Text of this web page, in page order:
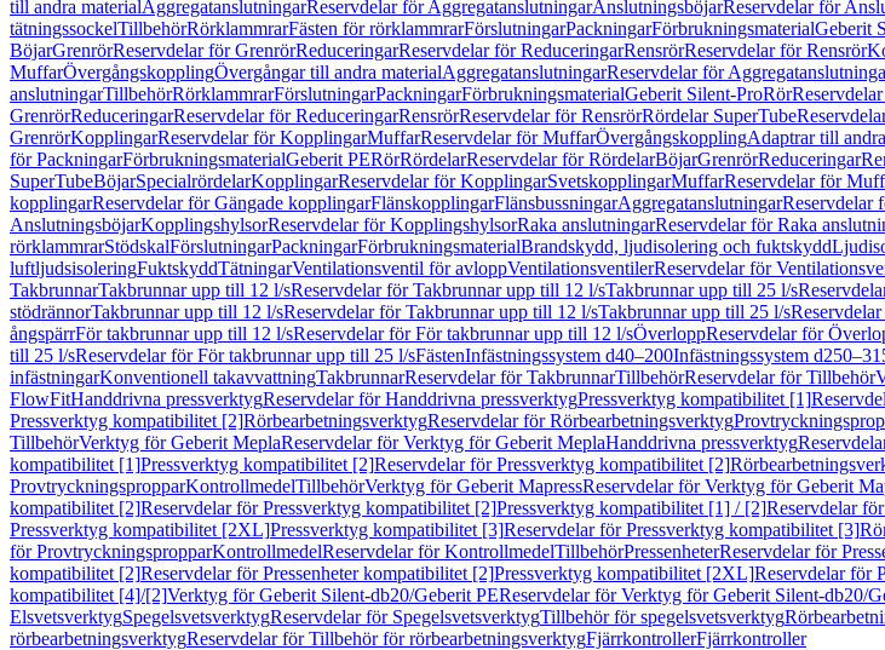
till andra materialAggregatanslutningarReservdelar för AggregatanslutningarAnslutningsböjarReservdelar för
tätningssockelTillbehörRörklammrarFästen för rörklammrarFörslutningarPackningarFörbrukningsmaterialGeberit
BöjarGrenrörReservdelar för GrenrörReduceringarReservdelar för ReduceringarRensrörReservdelar för Rensrör
MuffarÖvergångskopplingÖvergångar till andra materialAggregatanslutningarReservdelar för
anslutningarTillbehörRörklammrarFörslutningarPackningarFörbrukningsmaterialGeberit Silent-ProRör
GrenrörReduceringarReservdelar för ReduceringarRensrörReservdelar för RensrörRördelar SuperTube
GrenrörKopplingarReservdelar för KopplingarMuffarReservdelar för MuffarÖvergångskopplingAdaptrar till
för PackningarFörbrukningsmaterialGeberit PERörRördelarReservdelar för RördelarBöjarGrenrörReduceringar
SuperTubeBöjarSpecialrördelarKopplingarReservdelar för KopplingarSvetskopplingarMuffarReservdelar för
kopplingarReservdelar för Gängade kopplingarFlänskopplingarFlänsbussningarAggregatanslutningarReservdelar
AnslutningsböjarKopplingshylsorReservdelar för KopplingshylsorRaka anslutningarReservdelar för Raka
rörklammrarStödskalFörslutningarPackningarFörbrukningsmaterialBrandskydd, ljudisolering och fuktskydd
luftljudsisoleringFuktskyddTätningarVentilationsventil för avloppVentilationsventilerReservdelar för
TakbrunnarTakbrunnar upp till 12 l/sReservdelar för Takbrunnar upp till 12 l/sTakbrunnar upp till 25 l/s
stödrännorTakbrunnar upp till 12 l/sReservdelar för Takbrunnar upp till 12 l/sTakbrunnar upp till 25 l/s
ångspärrFör takbrunnar upp till 12 l/sReservdelar för För takbrunnar upp till 12 l/sÖverloppReservdelar för
till 25 l/sReservdelar för För takbrunnar upp till 25 l/sFästenInfästningssystem d40–200Infästningssystem
infästningarKonventionell takavvattningTakbrunnarReservdelar för TakbrunnarTillbehörReservdelar för Tillbehör
FlowFitHanddrivna pressverktygReservdelar för Handdrivna pressverktygPressverktyg kompatibilitet [1]
Pressverktyg kompatibilitet [2]RörbearbetningsverktygReservdelar för Rörbearbetningsverktyg
TillbehörVerktyg för Geberit MeplaReservdelar för Verktyg för Geberit MeplaHanddrivna pressverktyg
kompatibilitet [1]Pressverktyg kompatibilitet [2]Reservdelar för Pressverktyg kompatibilitet [2]
ProvtryckningspropparKontrollmedelTillbehörVerktyg för Geberit MapressReservdelar för Verktyg för Geberit
kompatibilitet [2]Reservdelar för Pressverktyg kompatibilitet [2]Pressverktyg kompatibilitet [1] / [2]Reservdelar
Pressverktyg kompatibilitet [2XL]Pressverktyg kompatibilitet [3]Reservdelar för Pressverktyg kompatibilitet [3]
för ProvtryckningspropparKontrollmedelReservdelar för KontrollmedelTillbehörPressenheterReservdelar för
kompatibilitet [2]Reservdelar för Pressenheter kompatibilitet [2]Pressverktyg kompatibilitet [2XL]Reservdelar för
kompatibilitet [4]/[2]Verktyg för Geberit Silent-db20/Geberit PEReservdelar för Verktyg för Geberit Silent-db20/
ElsvetsverktygSpegelsvetsverktygReservdelar för SpegelsvetsverktygTillbehör för spegelsvetsverktyg
rörbearbetningsverktygReservdelar för Tillbehör för rörbearbetningsverktygFjärrkontrollerFjärrkontroller